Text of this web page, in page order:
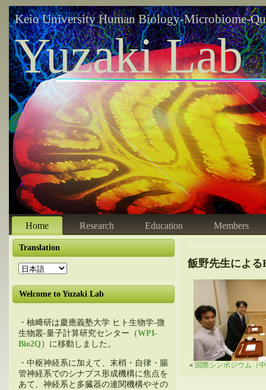
Keio University Human Biology-Microbiome-
Yuzaki Lab
Home Research Education Members
Translation
Welcome to Yuzaki Lab
・柚﨑研は慶應義塾大学 ヒト生物学-微
生物叢-量子計算研究センター（WPI-
Bio2Q）に移動しました。
・中枢神経系に加えて、末梢・自律・腸
管神経系でのシナプス形成機構に焦点を
あて、神経系と多臓器の連関機構やその
飯野先生によ
« 国際シンポジウム（